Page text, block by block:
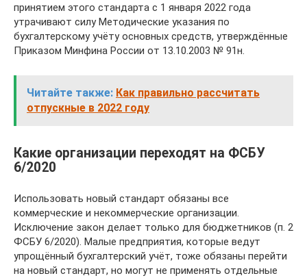
принятием этого стандарта с 1 января 2022 года
утрачивают силу Методические указания по
бухгалтерскому учёту основных средств, утверждённые
Приказом Минфина России от 13.10.2003 № 91н.
Читайте также: Как правильно рассчитать
отпускные в 2022 году
Какие организации переходят на ФСБУ
6/2020
Использовать новый стандарт обязаны все
коммерческие и некоммерческие организации.
Исключение закон делает только для бюджетников (п. 2
ФСБУ 6/2020). Малые предприятия, которые ведут
упрощённый бухгалтерский учёт, тоже обязаны перейти
на новый стандарт, но могут не применять отдельные